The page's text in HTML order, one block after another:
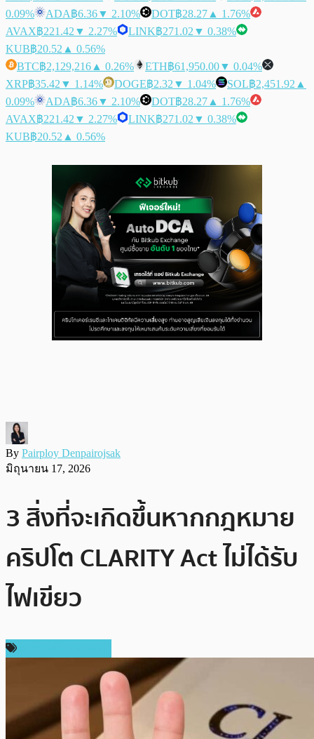
0.09%
ADA฿6.36▼ 2.10% DOT฿28.27 ▲ 1.76%
AVAX฿221.42 ▼ 2.27% LINK฿271.02 ▼ 0.38%
KUB฿20.52 ▲ 0.56%
BTC฿2,129,216 ▲ 0.26% ETH฿61,950.00▼ 0.04%
XRP฿35.42 ▼ 1.14% DOGE฿2.32 ▼ 1.04% SOL฿2,451.92 ▲
0.09%
ADA฿6.36▼ 2.10% DOT฿28.27 ▲ 1.76%
AVAX฿221.42 ▼ 2.27% LINK฿271.02 ▼ 0.38%
KUB฿20.52 ▲ 0.56%
By Pairploy Denpairojsak
มิถุนายน 17, 2026
3 สิ่งที่จะเกิดขึ้นหากกฎหมาย
คริปโต CLARITY Act ไม่ได้รับ
ไฟเขียว